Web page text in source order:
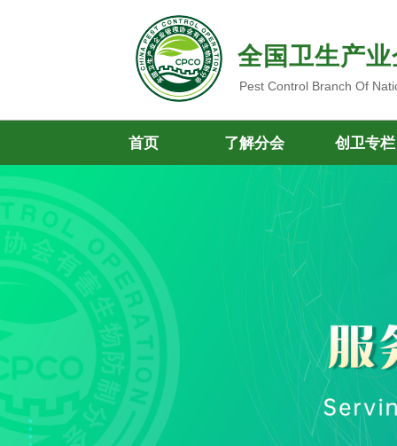
全国卫生产
Pest Control Branch Of
首页 了解分会 创卫专栏